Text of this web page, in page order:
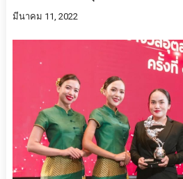
มีนาคม 11, 2022